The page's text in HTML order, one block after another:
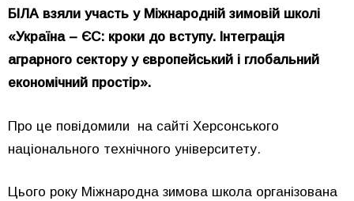
БІЛА взяли участь у Міжнародній зимовій школі
«Україна – ЄС: кроки до вступу. Інтеграція
аграрного сектору у європейський і глобальний
економічний простір».
Про це повідомили на сайті Херсонського
національного технічного університету.
Цього року Міжнародна зимова школа організована